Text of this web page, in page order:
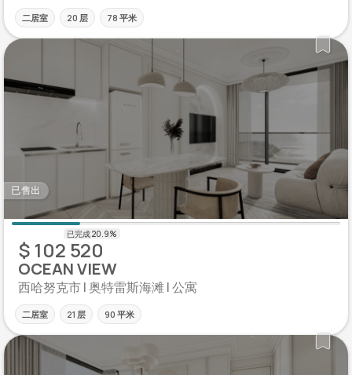
二居室 20 层 78 平米
已售出
$ 102 520
OCEAN VIEW
西哈努克市 | 奥特雷斯海滩 | 公寓
二居室 21 层 90 平米